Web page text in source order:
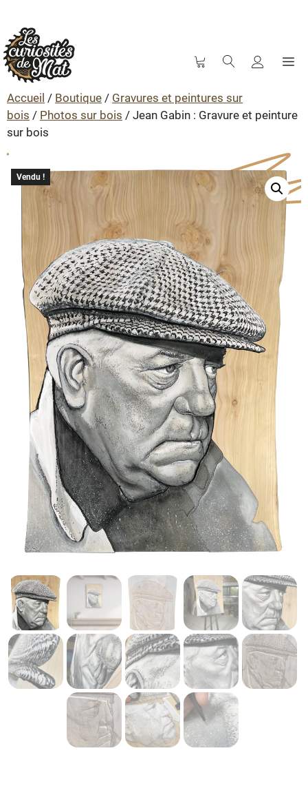
Aller
au
contenu
Accueil / Boutique / Gravures et peintures sur
bois / Photos sur bois / Jean Gabin : Gravure et peinture
sur bois
Vendu !